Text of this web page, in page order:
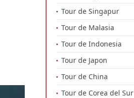
Tour de Singapur
Tour de Malasia
Tour de Indonesia
Tour de Japon
Tour de China
Tour de Corea del Sur